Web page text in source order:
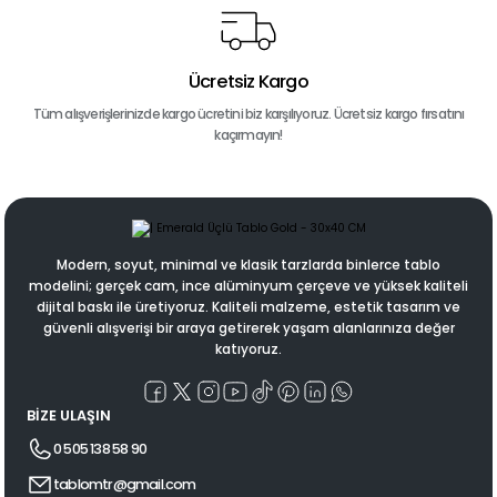
Ücretsiz Kargo
Tüm alışverişlerinizde kargo ücretini biz karşılıyoruz. Ücretsiz kargo fırsatını
kaçırmayın!
Modern, soyut, minimal ve klasik tarzlarda binlerce tablo
modelini; gerçek cam, ince alüminyum çerçeve ve yüksek kaliteli
dijital baskı ile üretiyoruz. Kaliteli malzeme, estetik tasarım ve
güvenli alışverişi bir araya getirerek yaşam alanlarınıza değer
katıyoruz.
BİZE ULAŞIN
0 505 138 58 90
tablomtr@gmail.com